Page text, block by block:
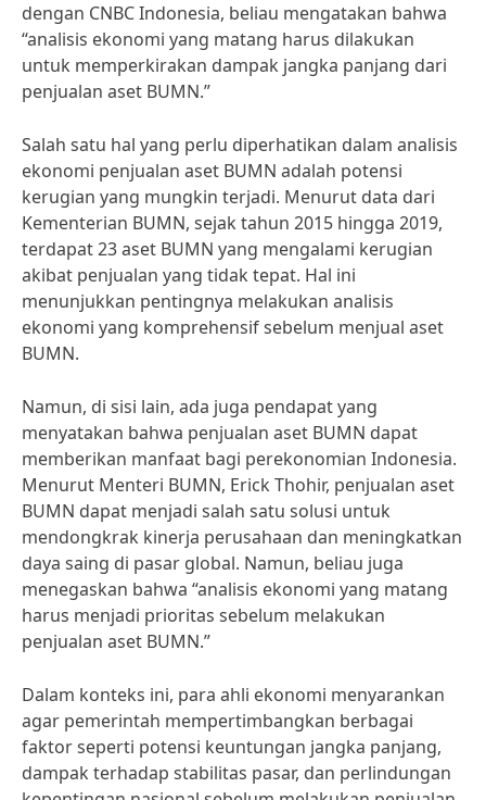
dengan CNBC Indonesia, beliau mengatakan bahwa
“analisis ekonomi yang matang harus dilakukan
untuk memperkirakan dampak jangka panjang dari
penjualan aset BUMN.”
Salah satu hal yang perlu diperhatikan dalam analisis
ekonomi penjualan aset BUMN adalah potensi
kerugian yang mungkin terjadi. Menurut data dari
Kementerian BUMN, sejak tahun 2015 hingga 2019,
terdapat 23 aset BUMN yang mengalami kerugian
akibat penjualan yang tidak tepat. Hal ini
menunjukkan pentingnya melakukan analisis
ekonomi yang komprehensif sebelum menjual aset
BUMN.
Namun, di sisi lain, ada juga pendapat yang
menyatakan bahwa penjualan aset BUMN dapat
memberikan manfaat bagi perekonomian Indonesia.
Menurut Menteri BUMN, Erick Thohir, penjualan aset
BUMN dapat menjadi salah satu solusi untuk
mendongkrak kinerja perusahaan dan meningkatkan
daya saing di pasar global. Namun, beliau juga
menegaskan bahwa “analisis ekonomi yang matang
harus menjadi prioritas sebelum melakukan
penjualan aset BUMN.”
Dalam konteks ini, para ahli ekonomi menyarankan
agar pemerintah mempertimbangkan berbagai
faktor seperti potensi keuntungan jangka panjang,
dampak terhadap stabilitas pasar, dan perlindungan